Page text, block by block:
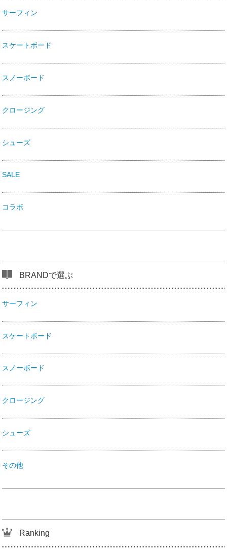
サーフィン
スケートボード
スノーボード
クロージング
シューズ
SALE
コラボ
BRANDで選ぶ
サーフィン
スケートボード
スノーボード
クロージング
シューズ
その他
Ranking